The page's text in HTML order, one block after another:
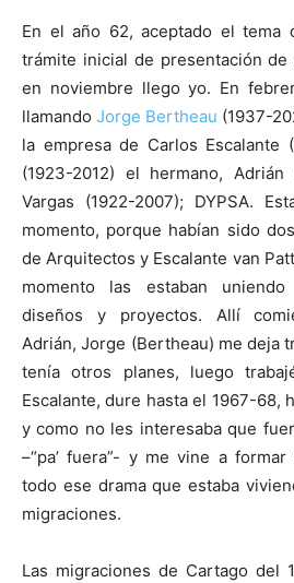
En el año 62, aceptado el tema
trámite inicial de presentación de
en noviembre llego yo. En
llamando Jorge Bertheau (1937-
la empresa de Carlos Escalante
(1923-2012) el hermano,
Vargas (1922-2007); DYPSA.
momento, porque habían sido
de Arquitectos y Escalante van
momento las estaban
diseños y proyectos. Allí
Adrián, Jorge (Bertheau) me deja
tenía otros planes, luego
Escalante, dure hasta el 1967-68,
y como no les interesaba que
–“pa’ fuera”- y me vine a
todo ese drama que estaba
migraciones.
Las migraciones de Cartago